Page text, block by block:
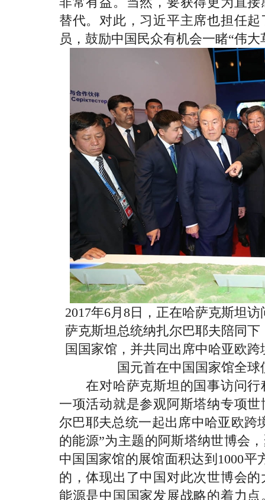
替代。对此，习近平主席也担任
员，鼓励中国民众有机会一睹“伟
2017年6月8日，正在哈萨克斯坦
萨克斯坦总统纳扎尔巴耶夫陪同
国国家馆，并共同出席中哈亚欧
国元首在中国国家馆全
在对哈萨克斯坦的国事访问行
一项活动就是参观阿斯塔纳专项
尔巴耶夫总统一起出席中哈亚欧跨
的能源”为主题的阿斯塔纳世博会
中国国家馆的展馆面积达到1000平
的，体现出了中国对此次世博会
能源是中国国家发展战略的着力